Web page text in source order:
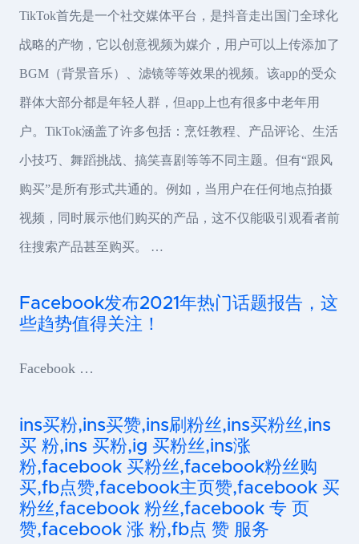
TikTok首先是一个社交媒体平台，是抖音走出国门全球化
战略的产物，它以创意视频为媒介，用户可以上传添加了
BGM（背景音乐）、滤镜等等效果的视频。该app的受众
群体大部分都是年轻人群，但app上也有很多中老年用
户。TikTok涵盖了许多包括：烹饪教程、产品评论、生活
小技巧、舞蹈挑战、搞笑喜剧等等不同主题。但有“跟风
购买”是所有形式共通的。例如，当用户在任何地点拍摄
视频，同时展示他们购买的产品，这不仅能吸引观看者前
往搜索产品甚至购买。 …
Facebook发布2021年热门话题报告，这
些趋势值得关注！
Facebook …
ins买粉,ins买赞,ins刷粉丝,ins买粉丝,ins
买 粉,ins 买粉,ig 买粉丝,ins涨
粉,facebook 买粉丝,facebook粉丝购
买,fb点赞,facebook主页赞,facebook 买
粉丝,facebook 粉丝,facebook 专 页
赞,facebook 涨 粉,fb点 赞 服务